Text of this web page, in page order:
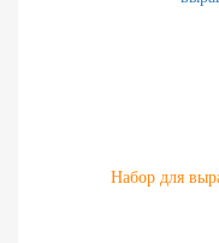
Набор для